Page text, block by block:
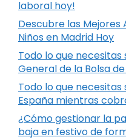
laboral hoy!
Descubre las
Niños en Madrid Hoy
Todo lo que
General de la Bolsa
Todo lo que
España mientras
¿Cómo gestionar la
baja en festivo de